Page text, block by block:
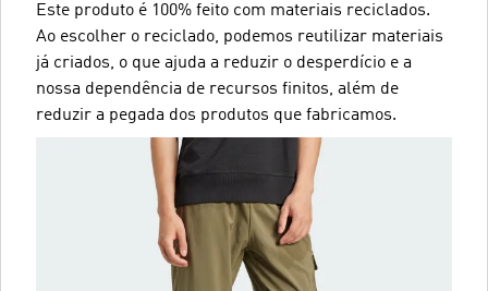
Este produto é 100% feito com materiais reciclados.
Ao escolher o reciclado, podemos reutilizar materiais
já criados, o que ajuda a reduzir o desperdício e a
nossa dependência de recursos finitos, além de
reduzir a pegada dos produtos que fabricamos.